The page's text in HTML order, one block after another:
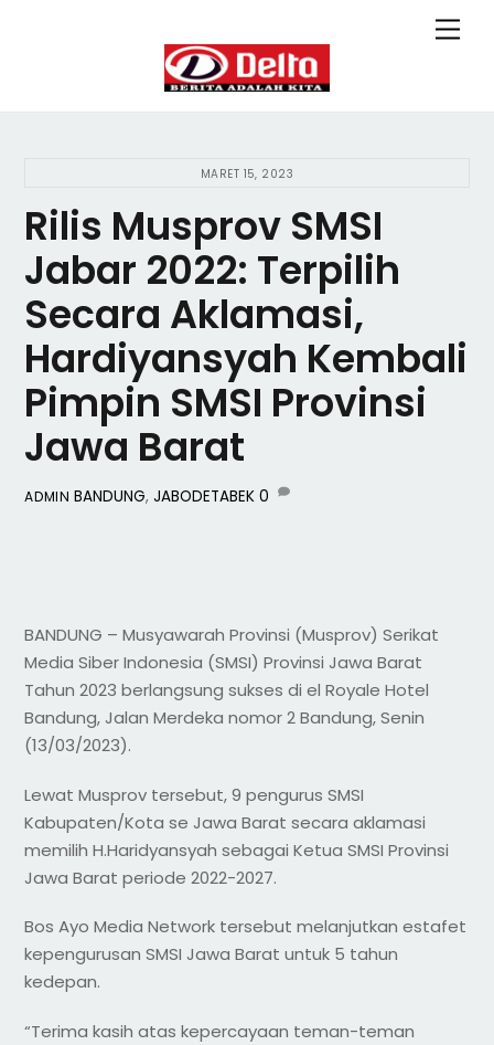
MARET 15, 2023
Rilis Musprov SMSI
Jabar 2022: Terpilih
Secara Aklamasi,
Hardiyansyah Kembali
Pimpin SMSI Provinsi
Jawa Barat
ADMIN BANDUNG,JABODETABEK 0
BANDUNG – Musyawarah Provinsi (Musprov) Serikat
Media Siber Indonesia (SMSI) Provinsi Jawa Barat
Tahun 2023 berlangsung sukses di el Royale Hotel
Bandung, Jalan Merdeka nomor 2 Bandung, Senin
(13/03/2023).
Lewat Musprov tersebut, 9 pengurus SMSI
Kabupaten/Kota se Jawa Barat secara aklamasi
memilih H.Haridyansyah sebagai Ketua SMSI Provinsi
Jawa Barat periode 2022-2027.
Bos Ayo Media Network tersebut melanjutkan estafet
kepengurusan SMSI Jawa Barat untuk 5 tahun
kedepan.
“Terima kasih atas kepercayaan teman-teman
To
Top